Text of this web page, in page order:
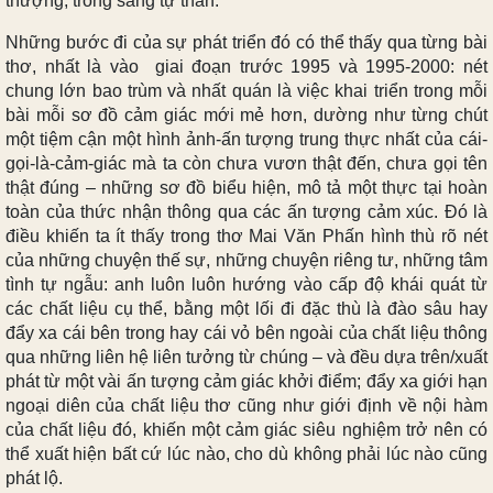
Những bước đi của sự phát triển đó có thể thấy qua từng bài
thơ, nhất là vào giai đoạn trước 1995 và 1995-2000: nét
chung lớn bao trùm và nhất quán là việc khai triển trong mỗi
bài mỗi sơ đồ cảm giác mới mẻ hơn, dường như từng chút
một tiệm cận một hình ảnh-ấn tượng trung thực nhất của cái-
gọi-là-cảm-giác mà ta còn chưa vươn thật đến, chưa gọi tên
thật đúng – những sơ đồ biểu hiện, mô tả một thực tại hoàn
toàn của thức nhận thông qua các ấn tượng cảm xúc. Đó là
điều khiến ta ít thấy trong thơ Mai Văn Phấn hình thù rõ nét
của những chuyện thế sự, những chuyện riêng tư, những tâm
tình tự ngẫu: anh luôn luôn hướng vào cấp độ khái quát từ
các chất liệu cụ thể, bằng một lối đi đặc thù là đào sâu hay
đẩy xa cái bên trong hay cái vỏ bên ngoài của chất liệu thông
qua những liên hệ liên tưởng từ chúng – và đều dựa trên/xuất
phát từ một vài ấn tượng cảm giác khởi điểm; đẩy xa giới hạn
ngoại diên của chất liệu thơ cũng như giới định về nội hàm
của chất liệu đó, khiến một cảm giác siêu nghiệm trở nên có
thể xuất hiện bất cứ lúc nào, cho dù không phải lúc nào cũng
phát lộ.